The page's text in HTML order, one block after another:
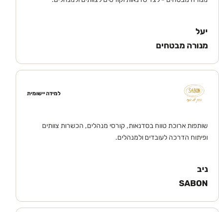
יעל
מנורה מבטחים
למידה יישומית
שותפות ארוכת טווח בסדנאות, קורסי מנהלים, הכשרות צוותים
ופיתוח הדרכה לעובדים ולמנהלים.
ניב
SABON